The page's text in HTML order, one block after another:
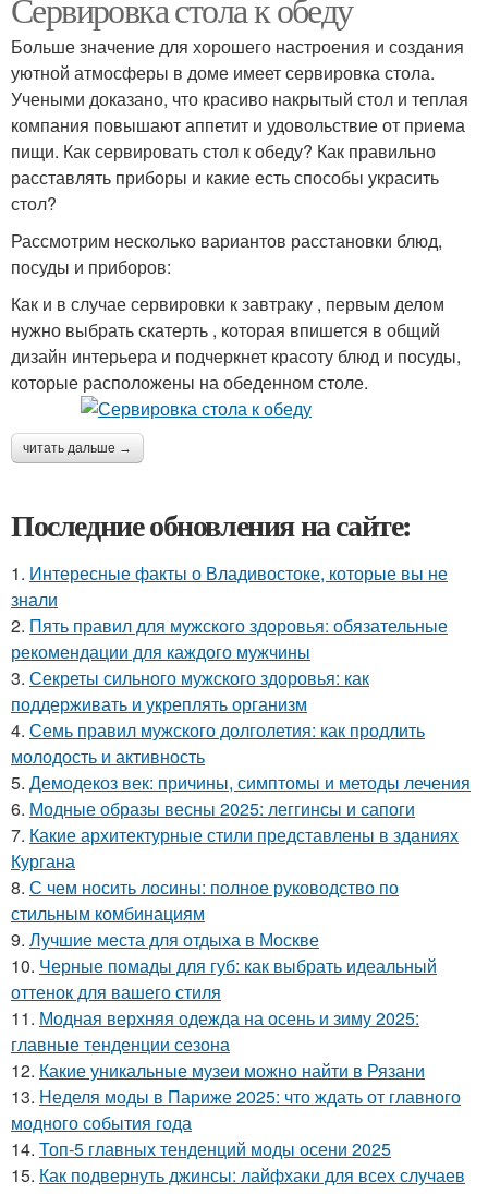
Больше значение для хорошего настроения и создания
уютной атмосферы в доме имеет сервировка стола.
Учеными доказано, что красиво накрытый стол и теплая
компания повышают аппетит и удовольствие от приема
пищи. Как сервировать стол к обеду? Как правильно
расставлять приборы и какие есть способы украсить
стол?
Рассмотрим несколько вариантов расстановки блюд,
посуды и приборов:
Как и в случае сервировки к завтраку , первым делом
нужно выбрать скатерть , которая впишется в общий
дизайн интерьера и подчеркнет красоту блюд и посуды,
которые расположены на обеденном столе.
читать дальше →
Последние обновления на сайте:
1. Интересные факты о Владивостоке, которые вы не
знали
2. Пять правил для мужского здоровья: обязательные
рекомендации для каждого мужчины
3. Секреты сильного мужского здоровья: как
поддерживать и укреплять организм
4. Семь правил мужского долголетия: как продлить
молодость и активность
5. Демодекоз век: причины, симптомы и методы лечения
6. Модные образы весны 2025: леггинсы и сапоги
7. Какие архитектурные стили представлены в зданиях
Кургана
8. С чем носить лосины: полное руководство по
стильным комбинациям
9. Лучшие места для отдыха в Москве
10. Черные помады для губ: как выбрать идеальный
оттенок для вашего стиля
11. Модная верхняя одежда на осень и зиму 2025:
главные тенденции сезона
12. Какие уникальные музеи можно найти в Рязани
13. Неделя моды в Париже 2025: что ждать от главного
модного события года
14. Топ-5 главных тенденций моды осени 2025
15. Как подвернуть джинсы: лайфхаки для всех случаев